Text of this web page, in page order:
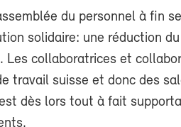
du personnel à fin
solidaire: une réduction
Les collaboratrices et
travail suisse et donc des
dès lors tout à fait